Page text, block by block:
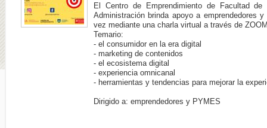
El Centro de Emprendimiento de Facultad
Administración brinda apoyo a emprendedores
vez mediante una charla virtual a través de
Temario:
- el consumidor en la era digital
- marketing de contenidos
- el ecosistema digital
- experiencia omnicanal
- herramientas y tendencias para mejorar la
Dirigido a: emprendedores y PYMES